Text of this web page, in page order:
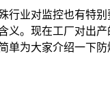
行业对监控也有特
义。现在工厂对出
为大家介绍一下防